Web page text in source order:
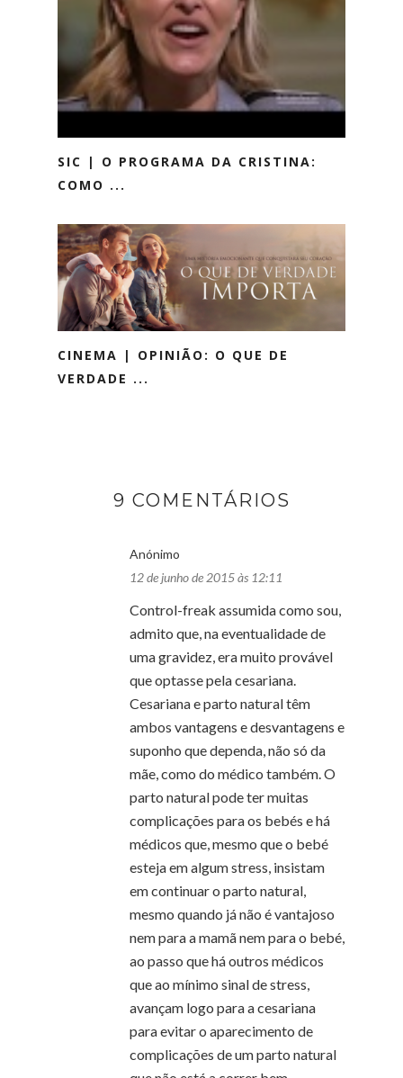
SIC | O PROGRAMA DA CRISTINA:
COMO ...
CINEMA | OPINIÃO: O QUE DE
VERDADE ...
9 COMENTÁRIOS
Anónimo
12 de junho de 2015 às 12:11
Control-freak assumida como sou,
admito que, na eventualidade de
uma gravidez, era muito provável
que optasse pela cesariana.
Cesariana e parto natural têm
ambos vantagens e desvantagens e
suponho que dependa, não só da
mãe, como do médico também. O
parto natural pode ter muitas
complicações para os bebés e há
médicos que, mesmo que o bebé
esteja em algum stress, insistam
em continuar o parto natural,
mesmo quando já não é vantajoso
nem para a mamã nem para o bebé,
ao passo que há outros médicos
que ao mínimo sinal de stress,
avançam logo para a cesariana
para evitar o aparecimento de
complicações de um parto natural